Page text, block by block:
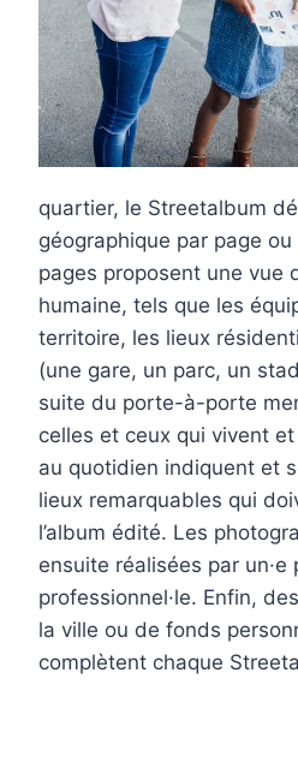
quartier, le Streetalbum
géographique par page
pages proposent une vue
humaine, tels que les
territoire, les lieux
(une gare, un parc, un
suite du porte-à-porte
celles et ceux qui vivent
au quotidien indiquent et
lieux remarquables qui
l’album édité. Les
ensuite réalisées par un·e
professionnel·le. Enfin,
la ville ou de fonds
complètent chaque